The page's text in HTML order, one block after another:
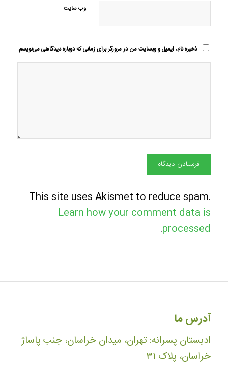
وب‌ سایت
ذخیره نام، ایمیل و وبسایت من در مرورگر برای زمانی که دوباره دیدگاهی می‌نویسم.
This site uses Akismet to reduce spam.
Learn how your comment data is
processed
.
آدرس ما
ادبستان پسرانه: تهران، میدان خراسان، جنب پاساژ
خراسان، پلاک ۳۱